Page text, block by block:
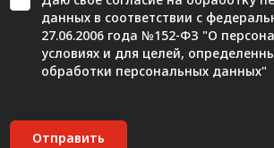
данных в соответствии с
27.06.2006 года №152-ФЗ "О
условиях и для целей,
обработки персональных данных"
Отправить